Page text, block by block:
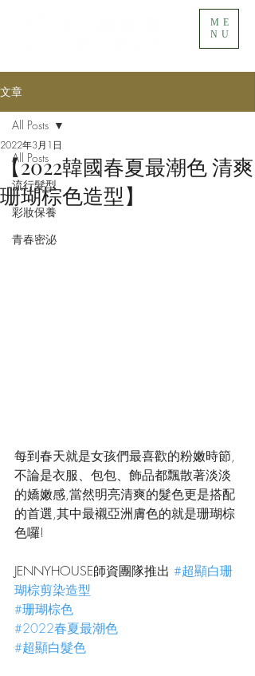
ME
NU
文章
All Posts
流行髮型
彩妝保養
青春密泌
All Posts
【2022韓國春夏最潮色 清爽
珊瑚棕色造型】
2022年3月1日
每到春天就是女孩們最喜歡的粉嫩時節,
不論是衣服、包包、飾品都飄散著淡淡
的嬌嫩感,當然明亮清爽的髮色更是搭配
的首選,其中最襯亞洲膚色的就是珊瑚棕
色囉!
JENNYHOUSE師資團隊推出 #超顯白珊
瑚棕剪染造型
#珊瑚棕色
#2022春夏最潮色
#超顯白髮色